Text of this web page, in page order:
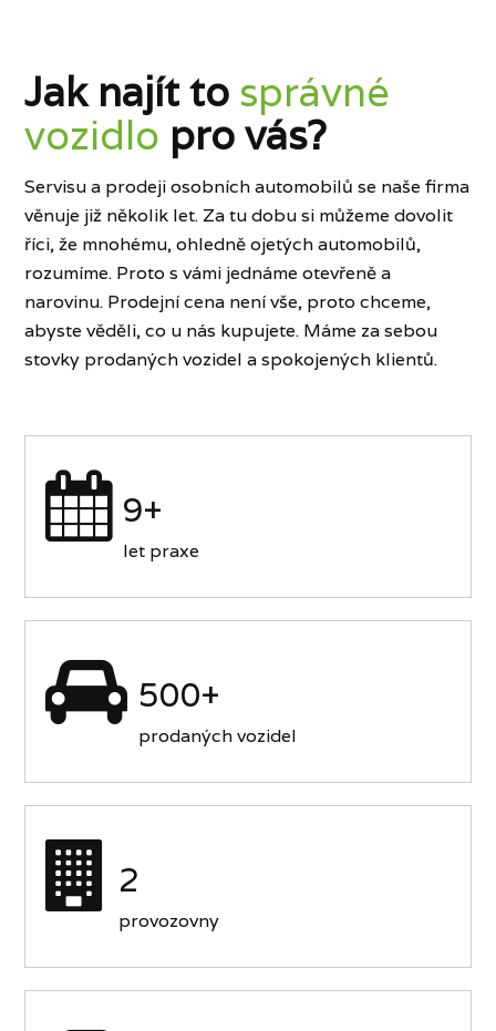
Jak najít to správné
vozidlo pro vás?
Servisu a prodeji osobních automobilů se naše firma
věnuje již několik let. Za tu dobu si můžeme dovolit
říci, že mnohému, ohledně ojetých automobilů,
rozumíme. Proto s vámi jednáme otevřeně a
narovinu. Prodejní cena není vše, proto chceme,
abyste věděli, co u nás kupujete. Máme za sebou
stovky prodaných vozidel a spokojených klientů.
9+
let praxe
500+
prodaných vozidel
2
provozovny